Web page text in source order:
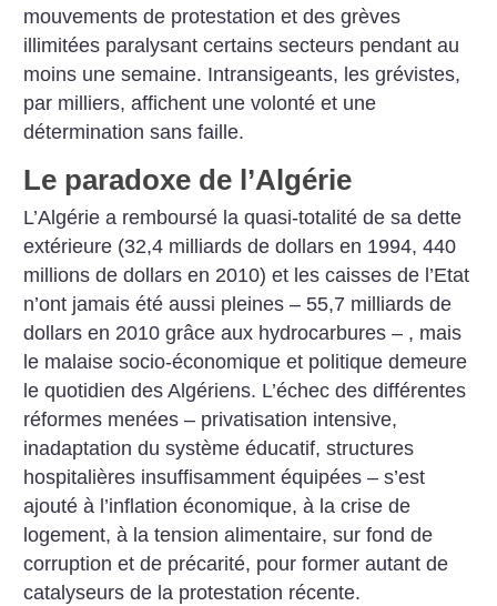
mouvements de protestation et des grèves
illimitées paralysant certains secteurs pendant au
moins une semaine. Intransigeants, les grévistes,
par milliers, affichent une volonté et une
détermination sans faille.
Le paradoxe de l’Algérie
L’Algérie a remboursé la quasi-totalité de sa dette
extérieure (32,4 milliards de dollars en 1994, 440
millions de dollars en 2010) et les caisses de l’Etat
n’ont jamais été aussi pleines – 55,7 milliards de
dollars en 2010 grâce aux hydrocarbures – , mais
le malaise socio-économique et politique demeure
le quotidien des Algériens. L’échec des différentes
réformes menées – privatisation intensive,
inadaptation du système éducatif, structures
hospitalières insuffisamment équipées – s’est
ajouté à l’inflation économique, à la crise de
logement, à la tension alimentaire, sur fond de
corruption et de précarité, pour former autant de
catalyseurs de la protestation récente.